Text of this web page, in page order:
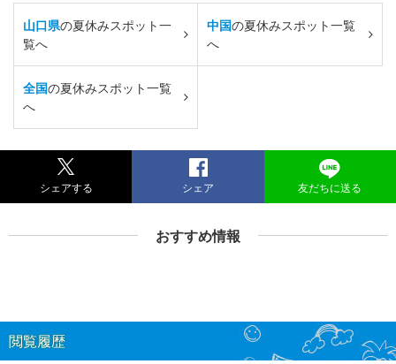
山口県の夏休みスポット一
覧へ
中国の夏休みスポット一覧
へ
全国の夏休みスポット一覧
へ
シェアする シェア 友だちに送る
おすすめ情報
閲覧履歴